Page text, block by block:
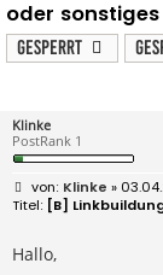
oder sonstiges
Gesperrt
Klinke
PostRank 1
B
e
i
r
a
Klinke »
[B]
Hallo,